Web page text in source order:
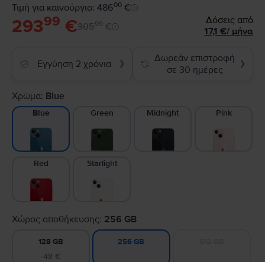
Τιμή για καινούργιο: 48600 €
29399 €30599 €
Δόσεις από
17,1 €/ μήνα
Εγγύηση 2 χρόνια ❯
Δωρεάν επιστροφή
σε 30 ημέρες
❯
Χρώμα: Blue
Blue Green Midnight Pink
Red Starlight
Χώρος αποθήκευσης: 256 GB
128 GB
-48 €
256 GB